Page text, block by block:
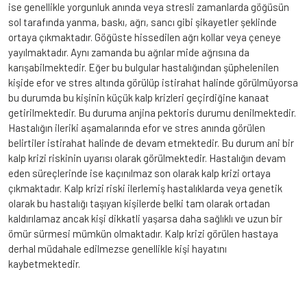
ise genellikle yorgunluk anında veya stresli zamanlarda göğüsün
sol tarafında yanma, baskı, ağrı, sancı gibi şikayetler şeklinde
ortaya çıkmaktadır. Göğüste hissedilen ağrı kollar veya çeneye
yayılmaktadır. Aynı zamanda bu ağrılar mide ağrısına da
karışabilmektedir. Eğer bu bulgular hastalığından şüphelenilen
kişide efor ve stres altında görülüp istirahat halinde görülmüyorsa
bu durumda bu kişinin küçük kalp krizleri geçirdiğine kanaat
getirilmektedir. Bu duruma anjina pektoris durumu denilmektedir.
Hastalığın ileriki aşamalarında efor ve stres anında görülen
belirtiler istirahat halinde de devam etmektedir. Bu durum ani bir
kalp krizi riskinin uyarısı olarak görülmektedir. Hastalığın devam
eden süreçlerinde ise kaçınılmaz son olarak kalp krizi ortaya
çıkmaktadır. Kalp krizi riski ilerlemiş hastalıklarda veya genetik
olarak bu hastalığı taşıyan kişilerde belki tam olarak ortadan
kaldırılamaz ancak kişi dikkatli yaşarsa daha sağlıklı ve uzun bir
ömür sürmesi mümkün olmaktadır. Kalp krizi görülen hastaya
derhal müdahale edilmezse genellikle kişi hayatını
kaybetmektedir.